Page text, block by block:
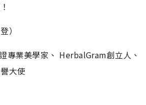
）
專業美學家、 HerbalGram創立人、
大使